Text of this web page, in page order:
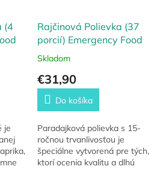
(4
je
Rajčinová Polievka (37
porcií) Emergency Food
Skladom
€31,90
Do košíka
Paradajková polievka s 15-
ročnou trvanlivosťou je
špeciálne vytvorená pre tých,
ktorí ocenia kvalitu a dlhú